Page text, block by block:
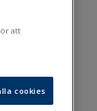
att
cookies